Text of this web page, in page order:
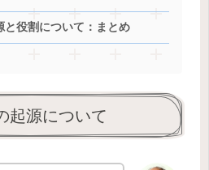
と役割について：まとめ
起源について